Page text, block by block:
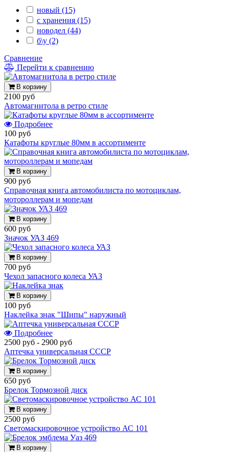
новый (15)
с хранения (15)
новодел (44)
б\у (2)
Сравнение
Перейти к сравнению
В корзину
2100 руб
Автомагнитола в ретро стиле
Подробнее
100 руб
Катафоты круглые 80мм в ассортименте
В корзину
900 руб
Справочная книга автомобилиста по мотоциклам,
мотороллерам и мопедам
В корзину
600 руб
Значок УАЗ 469
В корзину
700 руб
Чехол запасного колеса УАЗ
В корзину
100 руб
Наклейка знак "Шипы" наружный
Подробнее
2500 руб - 2900 руб
Аптечка универсальная СССР
В корзину
650 руб
Брелок Тормозной диск
В корзину
2500 руб
Светомаскировочное устройство АС 101
В корзину